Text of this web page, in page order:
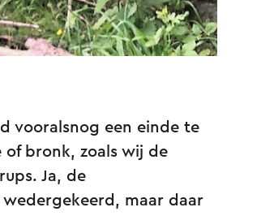
vooralsnog een einde te
bronk, zoals wij de
Ja, de
maar daar